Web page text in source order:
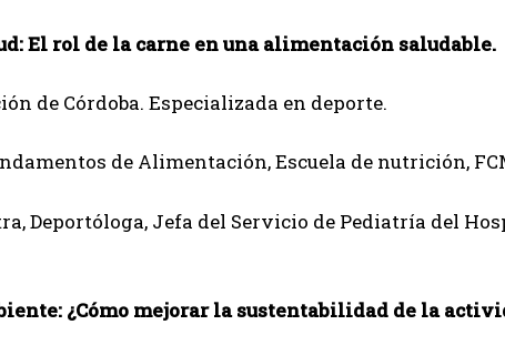
.
El rol de la carne en una alimentación saludable.
de Córdoba. Especializada en deporte.
de Alimentación, Escuela de nutrición,
Deportóloga, Jefa del Servicio de Pediatría del
¿Cómo mejorar la sustentabilidad de la